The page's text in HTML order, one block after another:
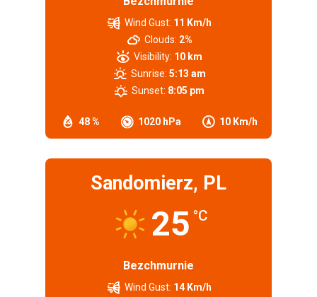
48 % 1020 hPa 10 Km/h
Wind Gust: 11 Km/h
Clouds: 2%
Visibility: 10 km
Sunrise: 5:13 am
Sunset: 8:05 pm
Sandomierz, PL
25 °C
Bezchmurnie
Wind Gust: 14 Km/h